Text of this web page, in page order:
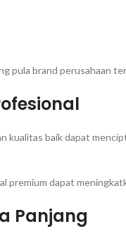
pula brand perusahaan
kualitas baik dapat
premium dapat
Panjang